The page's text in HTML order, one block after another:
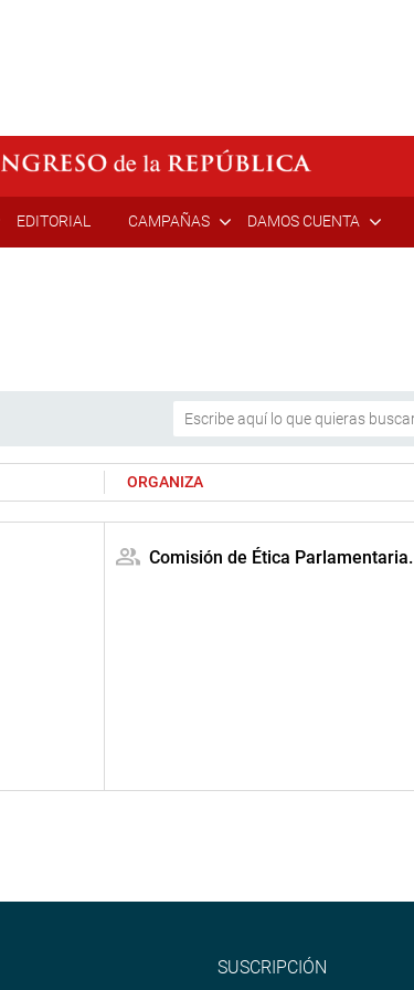
EDITORIAL CAMPAÑAS DAMOS CUENTA
ORGANIZA
Comisión de Ética Parlamentaria.
SUSCRIPCIÓN